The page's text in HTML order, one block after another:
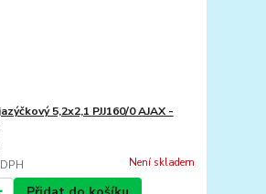
5,2x2,1 PJJ160/0 AJAX -
Není skladem